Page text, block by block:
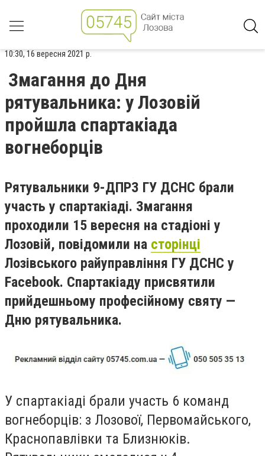
10:30, 16 вересня 2021 р.
Змагання до Дня
рятувальника: у Лозовій
пройшла спартакіада
вогнеборців
Рятувальники 9-ДПРЗ ГУ ДСНС брали
участь у спартакіаді. Змагання
проходили 15 вересня на стадіоні у
Лозовій, повідомили на сторінці
Лозівського райуправління ГУ ДСНС у
Facebook. Спартакіаду присвятили
прийдешньому професійному святу —
Дню рятувальника.
У спартакіаді брали участь 6 команд
вогнеборців: з Лозової, Первомайського,
Краснопавлівки та Близнюків.